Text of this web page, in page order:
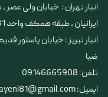
انبار تهران : خیابان ولی عصر
ایرانیان ، طبقه همکف واحد 31
​​​​​​​انبار تبریز : خیابان پاستور
ضیا
تلفن: 09146665908
ایمیل: Parhammobayeni81@gmail.com